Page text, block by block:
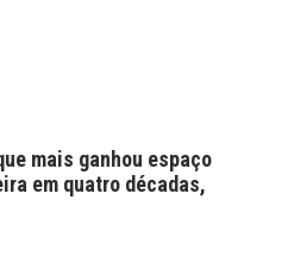
mais ganhou espaço
em quatro décadas,